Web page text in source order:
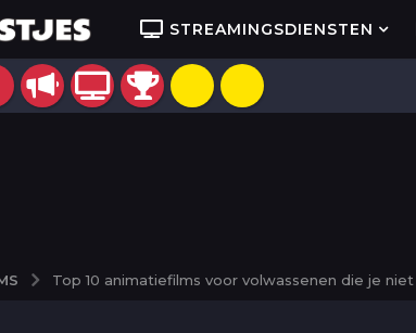
STREAMINGSDIENSTEN
Top 10 animatiefilms voor volwassenen die je